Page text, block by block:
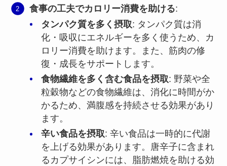
食事の工夫でカロリー消費を助ける:
タンパク質を多く摂取: タンパク質は消
化・吸収にエネルギーを多く使うため、カ
ロリー消費を助けます。また、筋肉の修
復・成長をサポートします。
食物繊維を多く含む食品を摂取: 野菜や全
粒穀物などの食物繊維は、消化に時間がか
かるため、満腹感を持続させる効果があり
ます。
辛い食品を摂取: 辛い食品は一時的に代謝
を上げる効果があります。唐辛子に含まれ
るカプサイシンには、脂肪燃焼を助ける効